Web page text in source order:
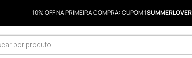
10% OFF NA PRIMEIRA COMPRA: CUPOM1SUMMERLOVER